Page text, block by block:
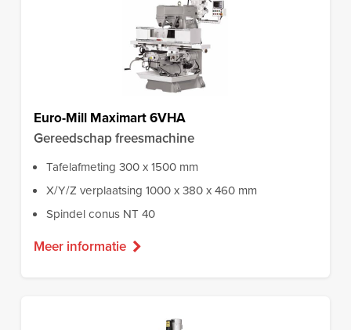
Euro-Mill Maximart 6VHA
Gereedschap freesmachine
Tafelafmeting 300 x 1500 mm
X/Y/Z verplaatsing 1000 x 380 x 460 mm
Spindel conus NT 40
Meer informatie